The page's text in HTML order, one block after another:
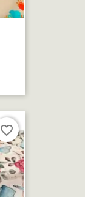
favorite_border